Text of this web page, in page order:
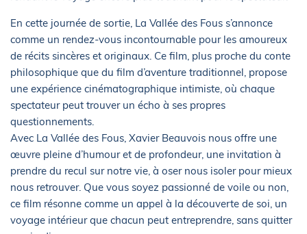
En cette journée de sortie, La Vallée des Fous s’annonce
comme un rendez-vous incontournable pour les amoureux
de récits sincères et originaux. Ce film, plus proche du conte
philosophique que du film d’aventure traditionnel, propose
une expérience cinématographique intimiste, où chaque
spectateur peut trouver un écho à ses propres
questionnements.
Avec La Vallée des Fous, Xavier Beauvois nous offre une
œuvre pleine d’humour et de profondeur, une invitation à
prendre du recul sur notre vie, à oser nous isoler pour mieux
nous retrouver. Que vous soyez passionné de voile ou non,
ce film résonne comme un appel à la découverte de soi, un
voyage intérieur que chacun peut entreprendre, sans quitter